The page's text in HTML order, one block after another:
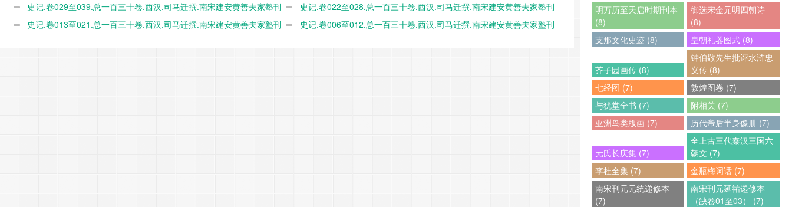
本.日本国立历史民俗博物馆藏 PDF电子版下载
本.日本国立历史民俗博物馆藏 PDF电子版下载
史记.卷029至039.总一百三十卷.西汉.司马迁撰.南宋建安黄善夫家塾刊
本.日本国立历史民俗博物馆藏 PDF电子版下载
史记.卷022至028.总一百三十卷.西汉.司马迁撰.南宋建安黄善夫家塾刊
本.日本国立历史民俗博物馆藏 PDF电子版下载
史记.卷013至021.总一百三十卷.西汉.司马迁撰.南宋建安黄善夫家塾刊
史记.卷006至012.总一百三十卷.西汉.司马迁撰.南宋建安黄善夫家塾刊
明万历至天启时期刊本
(8)
御选宋金元明四朝诗
(8)
支那文化史迹 (8)
皇朝礼器图式 (8)
芥子园画传 (8)
钟伯敬先生批评水浒忠
义传 (8)
七经图 (7)
敦煌图卷 (7)
与犹堂全书 (7)
附相关 (7)
亚洲鸟类版画 (7)
历代帝后半身像册 (7)
元氏长庆集 (7)
全上古三代秦汉三国六
朝文 (7)
李杜全集 (7)
金瓶梅词话 (7)
南宋刊元元统递修本
(7)
南宋刊元延祐递修本
（缺卷01至03） (7)